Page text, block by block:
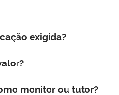
exigida?
monitor ou tutor?